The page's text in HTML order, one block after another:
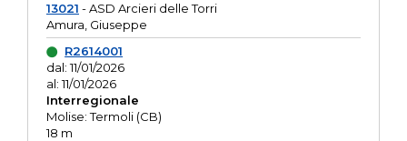
13021 - ASD Arcieri delle Torri
Amura, Giuseppe
R2614001
dal: 11/01/2026
al: 11/01/2026
Interregionale
Molise: Termoli (CB)
18 m